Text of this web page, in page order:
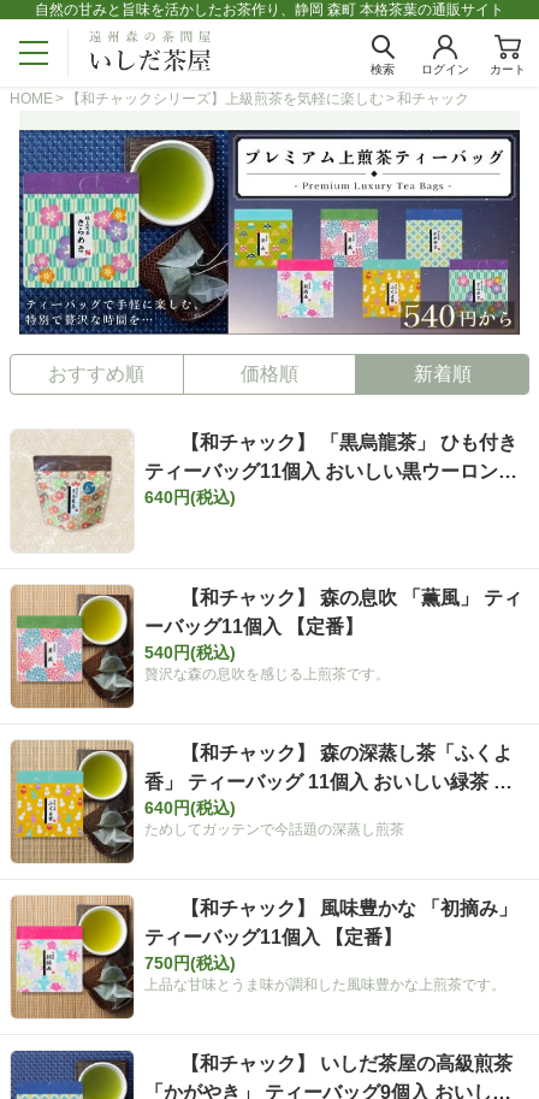
自然の甘みと旨味を活かしたお茶作り、静岡 森町 本格茶葉の通販サイト
検索 ログイン カート
HOME 【和チャックシリーズ】上級煎茶を気軽に楽しむ 和チャック
おすすめ順 価格順 新着順
【和チャック】 「黒烏龍茶」 ひも付き
ティーバッグ11個入 おいしい黒ウーロン茶
お茶 【定番】
640円(税込)
【和チャック】 森の息吹 「薫風」 ティ
ーバッグ11個入 【定番】
540円(税込)
贅沢な森の息吹を感じる上煎茶です。
【和チャック】 森の深蒸し茶「ふくよ
香」 ティーバッグ 11個入 おいしい緑茶 お
茶 【定番】
640円(税込)
ためしてガッテンで今話題の深蒸し煎茶
【和チャック】 風味豊かな 「初摘み」
ティーバッグ11個入 【定番】
750円(税込)
上品な甘味とうま味が調和した風味豊かな上煎茶です。
【和チャック】 いしだ茶屋の高級煎茶
「かがやき」 ティーバッグ9個入 おいしい